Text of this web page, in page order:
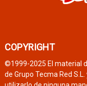
COPYRIGHT
©1999-2025 El material
de Grupo Tecma Red